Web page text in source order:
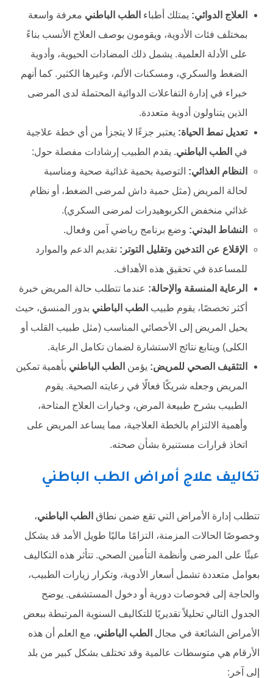
العلاج الدوائي: يمتلك أطباء الطب الباطني معرفة واسعة
بمختلف فئات الأدوية، ويقومون بوصف العلاج الأنسب بناءً
على الأدلة العلمية. يشمل ذلك المضادات الحيوية، وأدوية
الضغط والسكري، ومسكنات الألم، وغيرها الكثير. كما أنهم
خبراء في إدارة التفاعلات الدوائية المحتملة لدى المرضى
الذين يتناولون أدوية متعددة.
تعديل نمط الحياة: يعتبر جزءًا لا يتجزأ من أي خطة علاجية
في الطب الباطني. يقدم الطبيب إرشادات مفصلة حول:
النظام الغذائي: التوصية بحمية غذائية صحية ومناسبة
لحالة المريض (مثل حمية داش لمرضى الضغط، أو نظام
غذائي منخفض الكربوهيدرات لمرضى السكري).
النشاط البدني: وضع برنامج رياضي آمن وفعال.
الإقلاع عن التدخين وتقليل التوتر: تقديم الدعم والموارد
للمساعدة في تحقيق هذه الأهداف.
الرعاية المنسقة والإحالة: عندما تتطلب حالة المريض خبرة
أكثر تخصصًا، يقوم طبيب الطب الباطني بدور المنسق، حيث
يحيل المريض إلى الأخصائي المناسب (مثل طبيب القلب أو
الكلى) ويتابع نتائج الاستشارة لضمان تكامل الرعاية.
التثقيف الصحي للمريض: يؤمن الطب الباطني بأهمية تمكين
المريض وجعله شريكًا فعالًا في رعايته الصحية. يقوم
الطبيب بشرح طبيعة المرض، وخيارات العلاج المتاحة،
وأهمية الالتزام بالخطة العلاجية، مما يساعد المريض على
اتخاذ قرارات مستنيرة بشأن صحته.
تكاليف علاج أمراض الطب الباطني
تتطلب إدارة الأمراض التي تقع ضمن نطاق الطب الباطني،
وخصوصًا الحالات المزمنة، التزامًا ماليًا طويل الأمد قد يشكل
عبئًا على المرضى وأنظمة التأمين الصحي. تتأثر هذه التكاليف
بعوامل متعددة تشمل أسعار الأدوية، وتكرار زيارات الطبيب،
والحاجة إلى فحوصات دورية أو دخول المستشفى. يوضح
الجدول التالي تحليلاً تقديريًا للتكاليف السنوية المرتبطة ببعض
الأمراض الشائعة في مجال الطب الباطني، مع العلم أن هذه
الأرقام هي متوسطات عالمية وقد تختلف بشكل كبير من بلد
إلى آخر: